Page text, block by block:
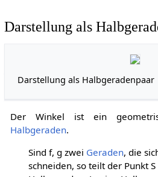
Darstellung als
Darstellung als Halbgeradenpaar
Der Winkel ist ein
Halbgeraden.
Sind f, g zwei Geraden, die
schneiden, so teilt der PunktS